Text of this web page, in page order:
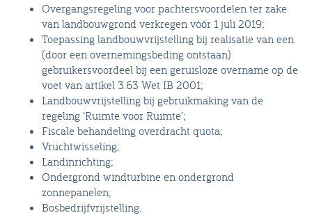
Overgangsregeling voor pachtersvoordelen ter zake
van landbouwgrond verkregen vóór 1 juli 2019;
Toepassing landbouwvrijstelling bij realisatie van een
(door een overnemingsbeding ontstaan)
gebruikersvoordeel bij een geruisloze overname op de
voet van artikel 3.63 Wet IB 2001;
Landbouwvrijstelling bij gebruikmaking van de
regeling ‘Ruimte voor Ruimte’;
Fiscale behandeling overdracht quota;
Vruchtwisseling;
Landinrichting;
Ondergrond windturbine en ondergrond
zonnepanelen;
Bosbedrijfvrijstelling.